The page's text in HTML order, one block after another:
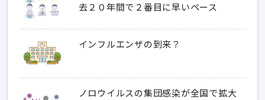
去２０年間で２番目に早いペース
インフルエンザの到来？
ノロウイルスの集団感染が全国で拡大